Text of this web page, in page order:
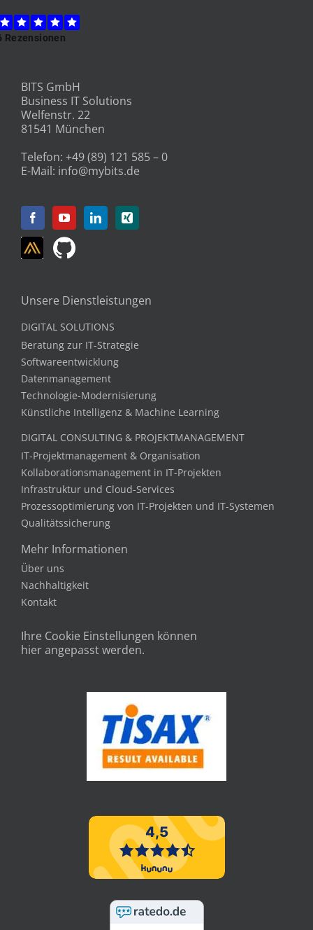
BITS GmbH
Business IT Solutions
Welfenstr. 22
81541 München
Telefon: +49 (89) 121 585 – 0
E-Mail: info@mybits.de
Unsere Dienstleistungen
DIGITAL SOLUTIONS
Beratung zur IT-Strategie
Softwareentwicklung
Datenmanagement
Technologie-Modernisierung
Künstliche Intelligenz & Machine Learning
DIGITAL CONSULTING & PROJEKTMANAGEMENT
IT-Projektmanagement & Organisation
Kollaborationsmanagement in IT-Projekten
Infrastruktur und Cloud-Services
Prozessoptimierung von IT-Projekten und IT-Systemen
Qualitätssicherung
Mehr Informationen
Über uns
Nachhaltigkeit
Kontakt
Ihre Cookie Einstellungen können
hier angepasst werden.